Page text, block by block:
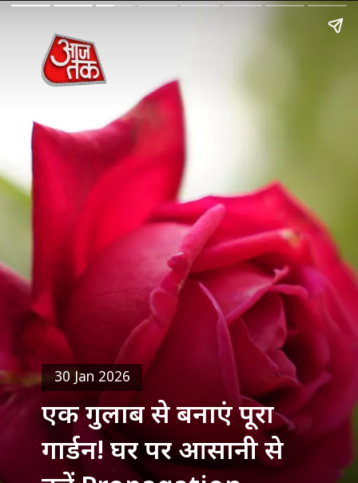
एक गुलाब से बनाएं पूरा
गार्डन! घर पर आसानी से
30 Jan 2026